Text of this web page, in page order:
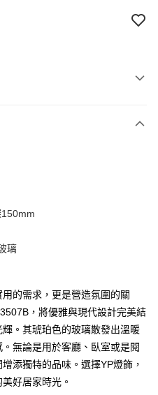
付款」的支付方式。 讓您購物簡單
不需儲值。
璃
的需求，更是營造氛圍的關
，將優雅與現代設計完美結
。其琥珀色的玻璃散發出溫暖
無論是用於客廳、臥室或是閱
添獨特的品味。選擇YP燈飾，
好居家時光。